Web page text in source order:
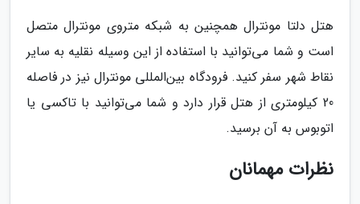
هتل دلتا مونترال همچنین به شبکه متروی مونترال متصل
است و شما می‌توانید با استفاده از این وسیله نقلیه به سایر
نقاط شهر سفر کنید. فرودگاه بین‌المللی مونترال نیز در فاصله
20 کیلومتری از هتل قرار دارد و شما می‌توانید با تاکسی یا
اتوبوس به آن برسید.
نظرات مهمانان